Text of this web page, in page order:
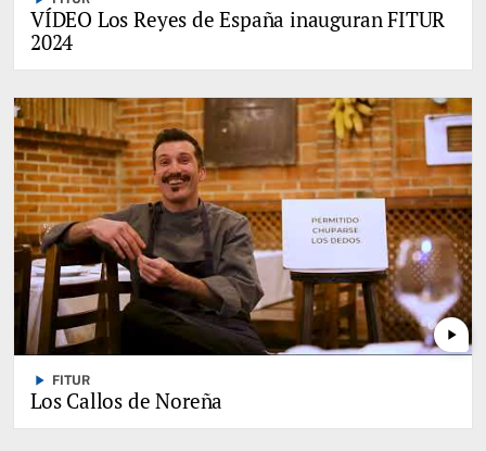
VÍDEO Los Reyes de España inauguran FITUR
2024
play_arrow
play_arrow FITUR
Los Callos de Noreña